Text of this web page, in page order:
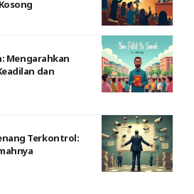
Mengarahkan
dan
Terkontrol: